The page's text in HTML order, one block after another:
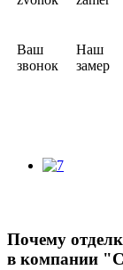
Ваш
звонок
Наш
замер
Почему
в компании